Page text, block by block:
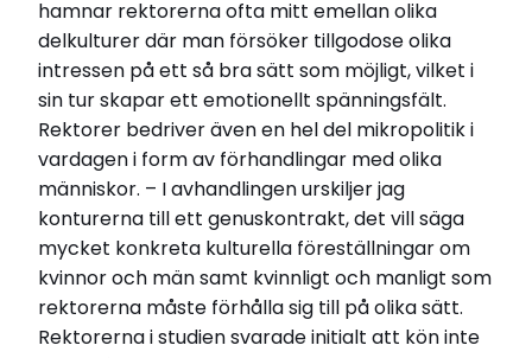
hamnar rektorerna ofta mitt emellan olika
delkulturer där man försöker tillgodose olika
intressen på ett så bra sätt som möjligt, vilket i
sin tur skapar ett emotionellt spänningsfält.
Rektorer bedriver även en hel del mikropolitik i
vardagen i form av förhandlingar med olika
människor. – I avhandlingen urskiljer jag
konturerna till ett genuskontrakt, det vill säga
mycket konkreta kulturella föreställningar om
kvinnor och män samt kvinnligt och manligt som
rektorerna måste förhålla sig till på olika sätt.
Rektorerna i studien svarade initialt att kön inte